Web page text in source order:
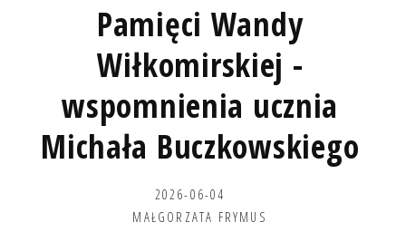
Pamięci Wandy
Wiłkomirskiej -
wspomnienia ucznia
Michała Buczkowskiego
2026-06-04
MAŁGORZATA FRYMUS